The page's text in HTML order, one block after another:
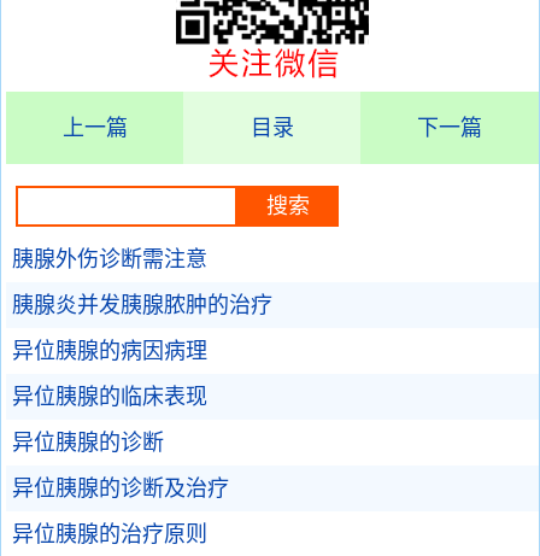
上一篇 目录 下一篇
胰腺外伤诊断需注意
胰腺炎并发胰腺脓肿的治疗
异位胰腺的病因病理
异位胰腺的临床表现
异位胰腺的诊断
异位胰腺的诊断及治疗
异位胰腺的治疗原则